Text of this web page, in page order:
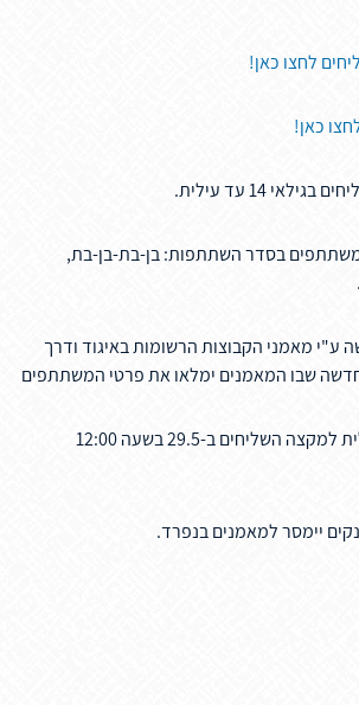
לחצו כאן!
כאן!
14 עד עילית.
קבוצה תורכב מ-4 משתתפים בסדר השתתפות: בן-בת-בן-בת,
ע"י מאמני הקבוצות הרשומות באיגוד ודרך
שבו המאמנים ימלאו את פרטי המשתתפים
סגירת ההרשמה הכללית למקצה השליחים ב-29.5 בשעה 12:00
יימסר למאמנים בנפרד.